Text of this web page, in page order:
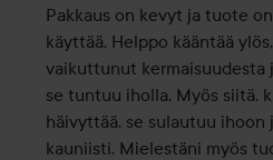
Pakkaus on kevyt ja tuote
käyttää. Helppo kääntää
vaikuttunut kermaisuudesta
se tuntuu iholla. Myös siitä,
häivyttää, se sulautuu ihoon
kauniisti. Mielestäni myös